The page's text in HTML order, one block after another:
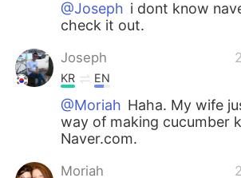
@Joseph i dont know
check it out.
Joseph
KR EN
@Moriah Haha. My wife
way of making cucumber
Naver.com.
Moriah